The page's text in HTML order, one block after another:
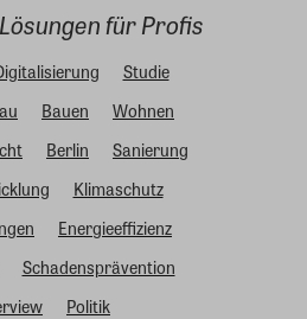
für Profis
Studie
Bauen
Wohnen
Berlin
Sanierung
Klimaschutz
Energieeffizienz
Schadensprävention
Politik